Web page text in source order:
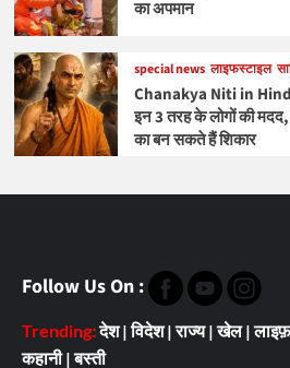
का अपमान
special news लाइफस्टाइल
Chanakya Niti in
इन 3 तरह के लोगों की मदद,
का बन सकते हैं शिकार
Follow Us On :
Trending:देश|विदेश|राज्य|खेल|
कहानी|बस्ती